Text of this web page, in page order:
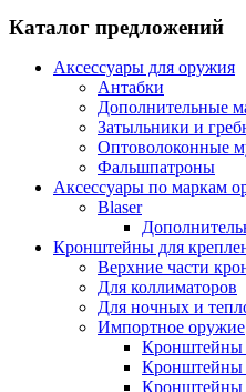
Каталог предложений
Аксессуары для оружия
Антабки
Дополнительные
Затыльники и
Оптоволоконные
Фальшпатроны
Аксессуары по маркам
Blaser
Кронштейны для
Верхние части
Для коллиматоров
Для ночных и
Импортное оружие
Кронштейны
Кронштейны
Кронштейны